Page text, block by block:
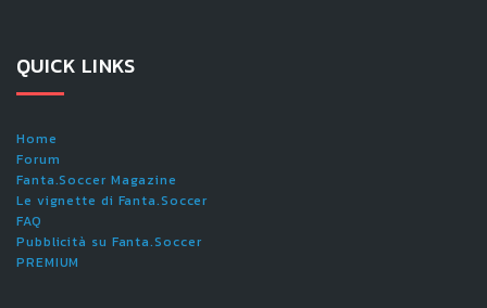
QUICK LINKS
Home
Forum
Fanta.Soccer Magazine
Le vignette di Fanta.Soccer
FAQ
Pubblicità su Fanta.Soccer
PREMIUM